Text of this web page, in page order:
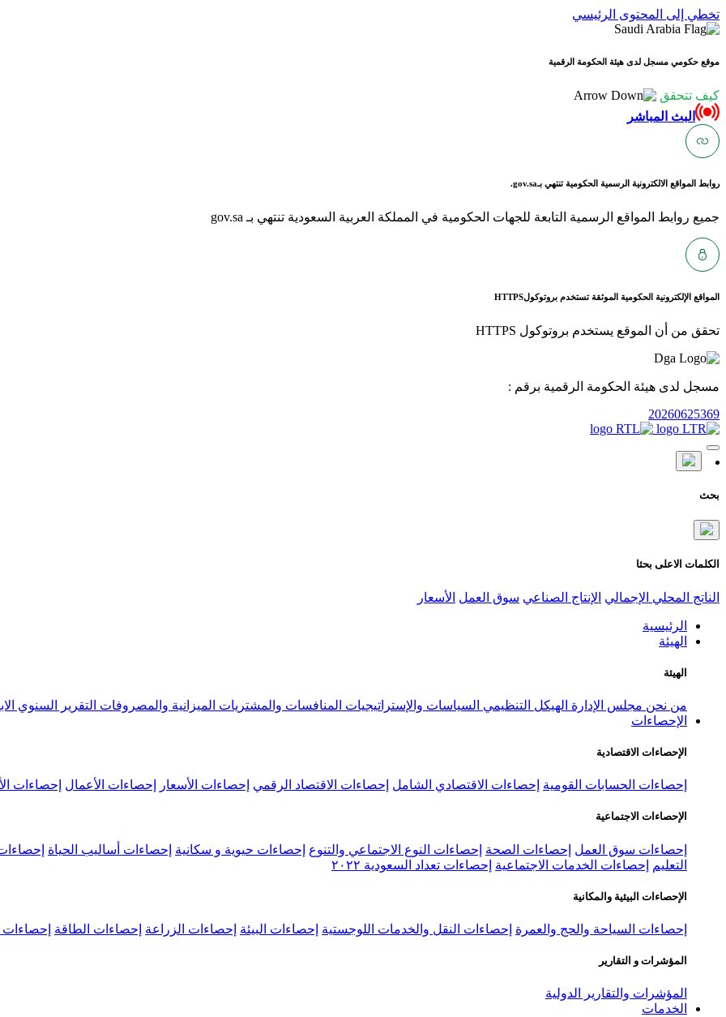
تخطي إلى المحتوى الرئيسي
موقع حكومي مسجل لدى هيئة الحكومة الرقمية
كيف تتحقق
البث المباشر
روابط المواقع الالكترونية الرسمية الحكومية تنتهي بـgov.sa.
جميع روابط المواقع الرسمية التابعة للجهات الحكومية في المملكة العربية السعودية تنتهي بـ gov.sa
المواقع الإلكترونية الحكومية الموثقة تستخدم بروتوكولHTTPS
تحقق من أن الموقع يستخدم بروتوكول HTTPS
مسجل لدى هيئة الحكومة الرقمية برقم :
20260625369
بحث
الكلمات الاعلى بحثا
الناتج المحلي الإجمالي الإنتاج الصناعي سوق العمل الأسعار
الرئيسية
الهيئة
الهيئة
من نحن مجلس الإدارة الهيكل التنظيمي السياسات والإستراتيجيات المنافسات والمشتريات الميزانية والمصروفات التقرير السنوي
الإحصاءات
الإحصاءات الاقتصادية
إحصاءات الحسابات القومية إحصاءات الاقتصادي الشامل إحصاءات الاقتصاد الرقمي إحصاءات الأسعار إحصاءات الأعمال إحصاءات
الإحصاءات الاجتماعية
إحصاءات سوق العمل إحصاءات الصحة إحصاءات النوع الاجتماعي والتنوع إحصاءات حيوية و سكانية إحصاءات أساليب الحياة
التعليم
إحصاءات الخدمات الاجتماعية إحصاءات تعداد السعودية ٢٠٢٢
الإحصاءات البيئية والمكانية
إحصاءات السياحة والحج والعمرة إحصاءات النقل والخدمات اللوجستية إحصاءات البيئة إحصاءات الزراعة إحصاءات الطاقة إحصاءات
المؤشرات و التقارير
المؤشرات والتقارير الدولية
الخدمات